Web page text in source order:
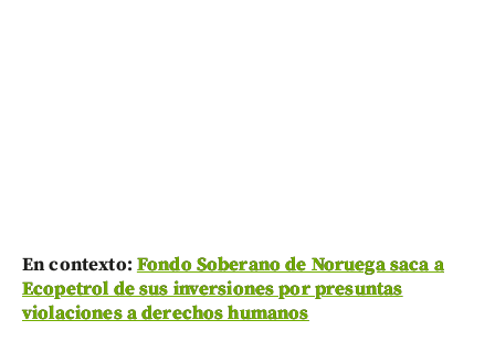
En contexto: Fondo Soberano de Noruega saca a
Ecopetrol de sus inversiones por presuntas
violaciones a derechos humanos